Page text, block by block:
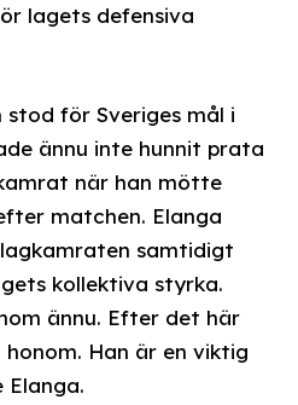
lagets defensiva
stod för Sveriges mål i
ännu inte hunnit prata
när han mötte
matchen. Elanga
samtidigt
kollektiva styrka.
ännu. Efter det här
Han är en viktig
Elanga.